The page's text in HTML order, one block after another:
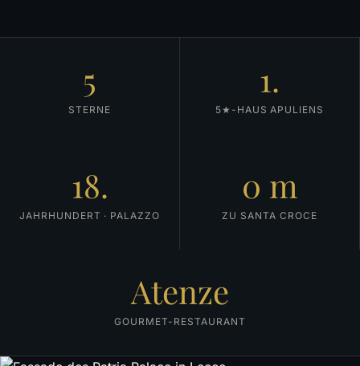
5
STERNE
1.
5★-HAUS APULIENS
18.
JAHRHUNDERT · PALAZZO
0 m
ZU SANTA CROCE
Atenze
GOURMET-RESTAURANT